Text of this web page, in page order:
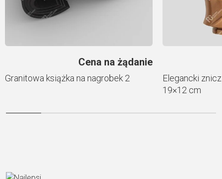
Cena na żądanie
Granitowa książka na nagrobek 2
Elegancki
19×12 cm